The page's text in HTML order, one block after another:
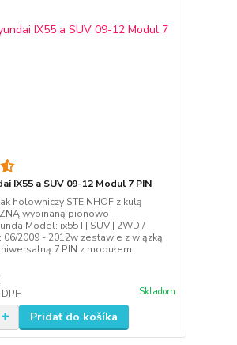
IX55 a SUV 09-12 Modul 7 PIN
holowniczy STEINHOF z kulą
wypinaną pionowo
ix55 I | SUV | 2WD /
06/2009 - 2012w zestawie z wiązką
7 PIN z modułem
Skladom
Pridať do košíka